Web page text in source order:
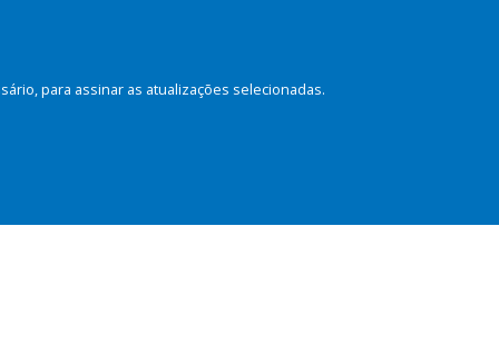
para assinar as atualizações selecionadas.